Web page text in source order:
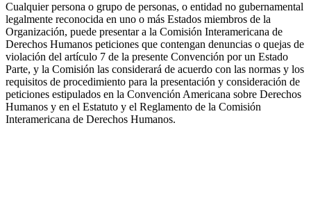
Cualquier persona o grupo de personas, o entidad no gubernamental
legalmente reconocida en uno o más Estados miembros de la
Organización, puede presentar a la Comisión Interamericana de
Derechos Humanos peticiones que contengan denuncias o quejas de
violación del artículo 7 de la presente Convención por un Estado
Parte, y la Comisión las considerará de acuerdo con las normas y los
requisitos de procedimiento para la presentación y consideración de
peticiones estipulados en la Convención Americana sobre Derechos
Humanos y en el Estatuto y el Reglamento de la Comisión
Interamericana de Derechos Humanos.